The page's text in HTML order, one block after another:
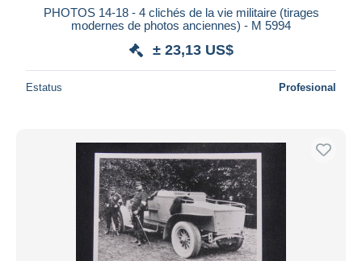
PHOTOS 14-18 - 4 clichés de la vie militaire (tirages
modernes de photos anciennes) - M 5994
± 23,13 US$
Estatus Profesional